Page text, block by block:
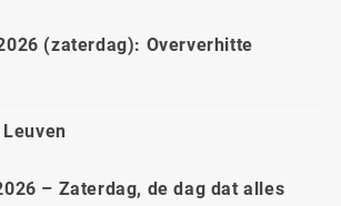
(zaterdag): Oververhitte
– Zaterdag, de dag dat alles